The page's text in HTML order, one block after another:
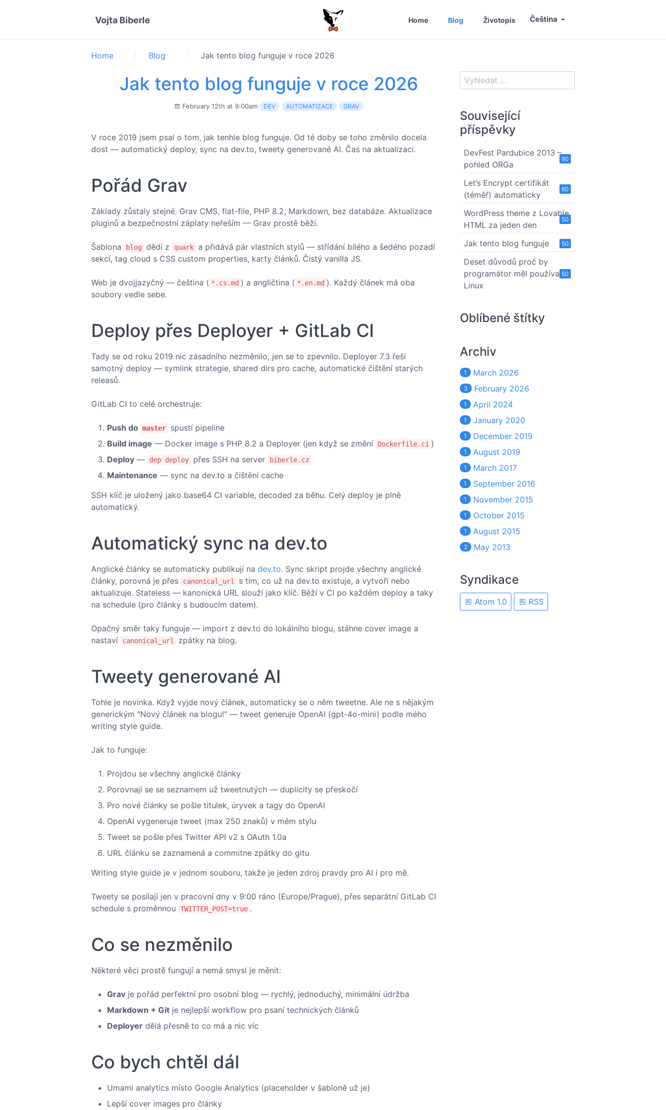
Vojta Biberle Home Blog Životopis Čeština
Home Blog Jak tento blog funguje v roce 2026
Jak tento blog funguje v roce 2026
February 12th at 9:00am DEV AUTOMATIZACE GRAV
V roce 2019 jsem psal o tom, jak tenhle blog funguje. Od té doby se toho změnilo docela
dost — automatický deploy, sync na dev.to, tweety generované AI. Čas na aktualizaci.
Pořád Grav
Základy zůstaly stejné. Grav CMS, flat-file, PHP 8.2, Markdown, bez databáze. Aktualizace
pluginů a bezpečnostní záplaty neřeším — Grav prostě běží.
Šablona blog dědí z quark
a přidává pár vlastních stylů — střídání bílého a šedého pozadí
sekcí, tag cloud s CSS custom properties, karty článků. Čistý vanilla JS.
Web je dvojjazyčný — čeština ( *.cs.md ) a angličtina ( *.en.md ). Každý článek má oba
soubory vedle sebe.
Deploy přes Deployer + GitLab CI
Tady se od roku 2019 nic zásadního nezměnilo, jen se to zpevnilo. Deployer 7.3 řeší
samotný deploy — symlink strategie, shared dirs pro cache, automatické čištění starých
releasů.
GitLab CI to celé orchestruje:
Push do master
spustí pipeline
Build image — Docker image s PHP 8.2 a Deployer (jen když se změní Dockerfile.ci )
Deploy — dep deploy přes SSH na server biberle.cz
Maintenance — sync na dev.to a čištění cache
SSH klíč je uložený jako base64 CI variable, decoded za běhu. Celý deploy je plně
automatický.
Automatický sync na dev.to
Anglické články se automaticky publikují na dev.to. Sync skript projde všechny anglické
články, porovná je přes
canonical_url
s tím, co už na dev.to existuje, a vytvoří nebo
aktualizuje. Stateless — kanonická URL slouží jako klíč. Běží v CI po každém deploy a taky
na schedule (pro články s budoucím datem).
Opačný směr taky funguje — import z dev.to do lokálního blogu, stáhne cover image a
nastaví
canonical_url zpátky na blog.
Tweety generované AI
Tohle je novinka. Když vyjde nový článek, automaticky se o něm tweetne. Ale ne s nějakým
generickým "Nový článek na blogu!" — tweet generuje OpenAI (gpt-4o-mini) podle mého
writing style guide.
Jak to funguje:
Projdou se všechny anglické články
Porovnají se se seznamem už tweetnutých — duplicity se přeskočí
Pro nové články se pošle titulek, úryvek a tagy do OpenAI
OpenAI vygeneruje tweet (max 250 znaků) v mém stylu
Tweet se pošle přes Twitter API v2 s OAuth 1.0a
URL článku se zaznamená a commitne zpátky do gitu
Writing style guide je v jednom souboru, takže je jeden zdroj pravdy pro AI i pro mě.
Tweety se posílají jen v pracovní dny v 9:00 ráno (Europe/Prague), přes separátní GitLab CI
schedule s proměnnou
TWITTER_POST=true .
Co se nezměnilo
Některé věci prostě fungují a nemá smysl je měnit:
Grav je pořád perfektní pro osobní blog — rychlý, jednoduchý, minimální údržba
Markdown + Git je nejlepší workflow pro psaní technických článků
Deployer dělá přesně to co má a nic víc
Co bych chtěl dál
Umami analytics místo Google Analytics (placeholder v šabloně už je)
Lepší cover images pro články
Související
příspěvky
90
DevFest Pardubice 2013 –
pohled ORGa
60
Let’s Encrypt certifikát
(téměř) automaticky
50
WordPress theme z Lovable
HTML za jeden den
50
Jak tento blog funguje
50
Deset důvodů proč by
programátor měl používat
Linux
Oblíbené štítky
Archiv
1 March 2026
3 February 2026
1 April 2024
1 January 2020
1 December 2019
1 August 2019
1 March 2017
1 September 2016
1 November 2015
1 October 2015
1 August 2015
2 May 2013
Syndikace
Atom 1.0 RSS